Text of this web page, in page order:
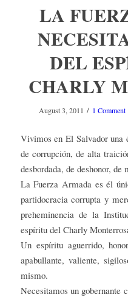
LA
DEL
CHARLY
August 3, 2011 / 1 Comment
Vivimos en El Salvador una
de corrupción, de alta
desbordada, de deshonor, de
La Fuerza Armada es él
partidocracia corrupta y
preheminencia de la
espíritu del Charly
Un espíritu aguerrido,
apabullante, valiente,
mismo.
Necesitamos un gobernante